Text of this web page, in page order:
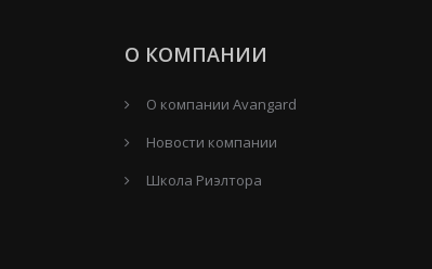
О КОМПАНИИ
О компании Avangard
Новости компании
Школа Риэлтора